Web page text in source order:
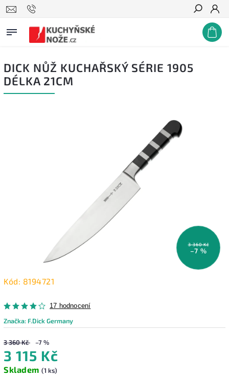
Hledat
DICK NŮŽ KUCHAŘSKÝ SÉRIE 1905
DÉLKA 21CM
3 360 Kč
–7 %
Kód: 8194721
17 hodnocení
Značka: F.Dick Germany
3 360 Kč –7 %
3 115 Kč
Skladem (1 ks)